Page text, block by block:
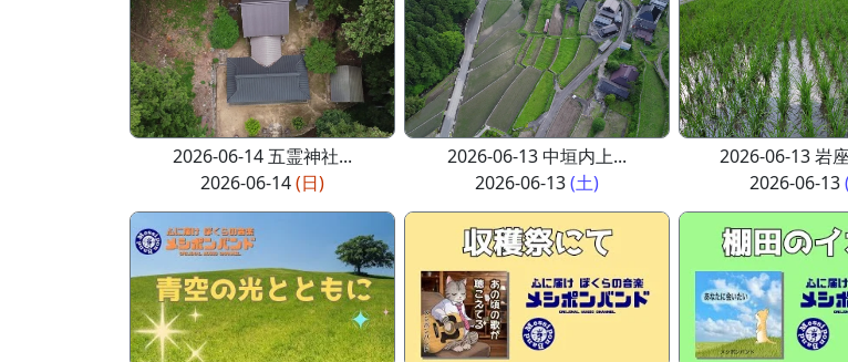
2026-06-14 五霊神社...
2026-06-14(日)
2026-06-13 中垣内上...
2026-06-13(土)
2026-06-13 岩
2026-06-13